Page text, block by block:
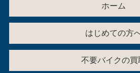
ホーム
はじめての方
不要バイクの買